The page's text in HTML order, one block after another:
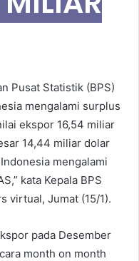
Pusat Statistik (BPS)
mengalami surplus
ekspor 16,54 miliar
14,44 miliar dolar
mengalami
kata Kepala BPS
virtual, Jumat (15/1).
pada Desember
month on month